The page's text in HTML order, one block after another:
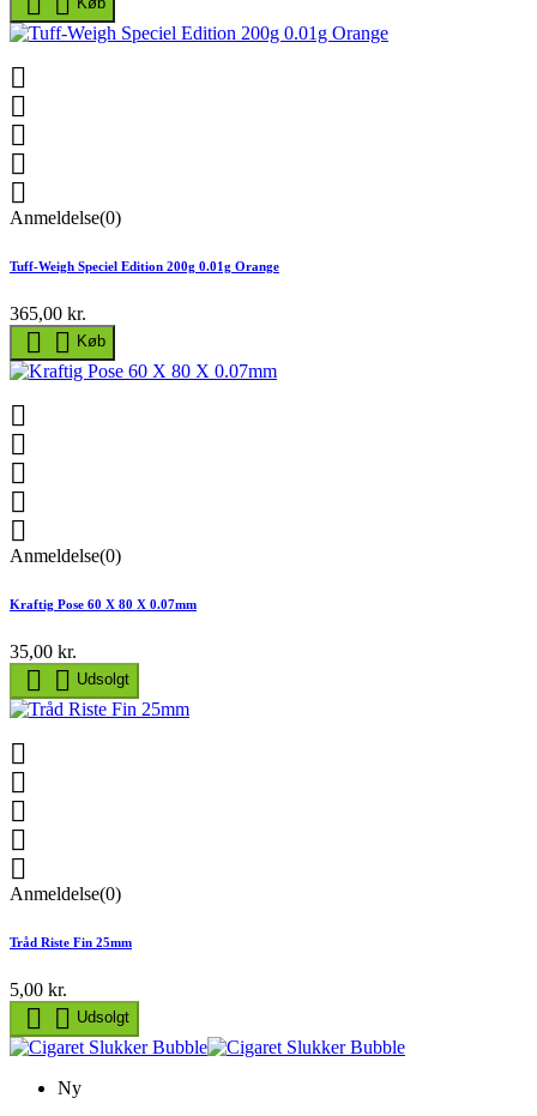





Anmeldelse(0)
Tuff-Weigh Speciel Edition 200g 0.01g Orange
365,00 kr.
  Køb





Anmeldelse(0)
Kraftig Pose 60 X 80 X 0.07mm
35,00 kr.
  Udsolgt





Anmeldelse(0)
Tråd Riste Fin 25mm
5,00 kr.
  Udsolgt
Ny